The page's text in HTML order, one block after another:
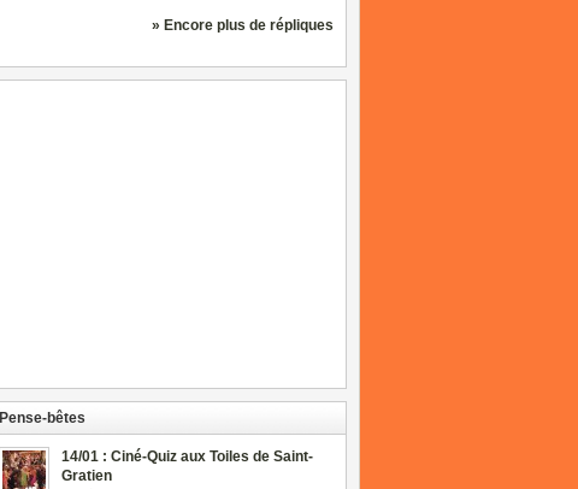
» Encore plus de répliques
Pense-bêtes
14/01 : Ciné-Quiz aux Toiles de Saint-
Gratien